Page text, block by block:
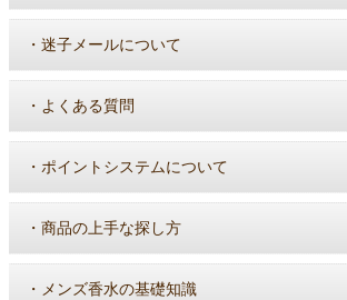
・ 迷子メールについて
・ よくある質問
・ ポイントシステムについて
・ 商品の上手な探し方
・ メンズ香水の基礎知識